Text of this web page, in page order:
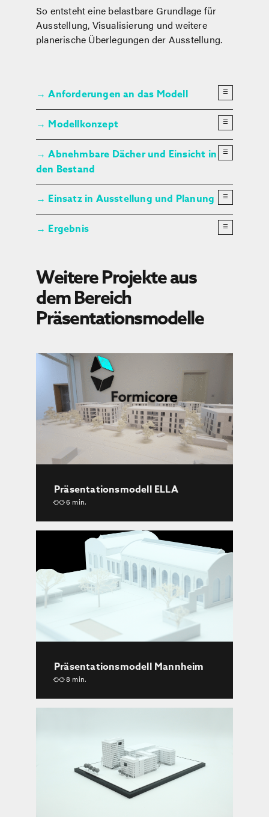
So entsteht eine belastbare Grundlage für
Ausstellung, Visualisierung und weitere
planerische Überlegungen der Ausstellung.
→ Anforderungen an das Modell ☰
→ Modellkonzept ☰
→ Abnehmbare Dächer und Einsicht in
den Bestand
☰
×
→ Einsatz in Ausstellung und Planung ☰
×
→ Ergebnis ☰
×
Weitere Projekte aus
dem Bereich
Präsentationsmodelle
Präsentationsmodell ELLA
6 min.
Präsentationsmodell Mannheim
8 min.